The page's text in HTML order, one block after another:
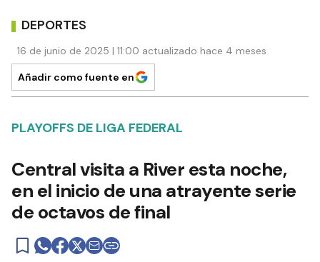
DEPORTES
16 de junio de 2025 | 11:00 actualizado hace 4 meses
Añadir como fuente en
PLAYOFFS DE LIGA FEDERAL
Central visita a River esta noche,
en el inicio de una atrayente serie
de octavos de final